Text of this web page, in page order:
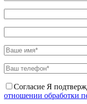
Согласие Я
отношении обработки